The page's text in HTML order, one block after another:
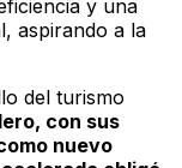
y una
aspirando a la
del turismo
con sus
nuevo